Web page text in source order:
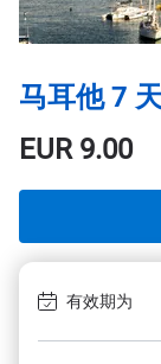
马耳他 7
EUR9.00
有效期为